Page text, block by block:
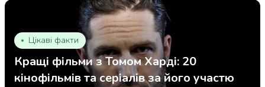
Цікаві факти
Кращі фільми з Томом Харді: 20
кінофільмів та серіалів за його участю